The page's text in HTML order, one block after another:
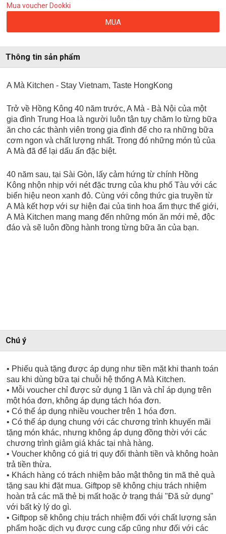
Mua voucher Dookki
MUA
Thông tin sản phẩm
A Mà Kitchen - Stay Vietnam, Taste HongKong
Trở về Hồng Kông 40 năm trước, A Mà - Bà Nội của một
gia đình Trung Hoa là người luôn tận tụy chăm lo từng bữa
ăn cho các thành viên trong gia đình để cho ra những bữa
cơm ngon và chất lượng nhất. Trong đó những món tủ của
A Mà đã để lại dấu ấn đặc biệt.
40 năm sau, tại Sài Gòn, lấy cảm hứng từ chính Hồng
Kông nhộn nhịp với nét đặc trưng của khu phố Tàu với các
biển hiệu neon xanh đỏ. Cùng với công thức gia truyền từ
A Mà kết hợp với sự hiện đại của tinh hoa ẩm thực thế giới,
A Mà Kitchen mang mang đến những món ăn mới mẻ, độc
đáo và sẽ luôn đồng hành trong từng bữa ăn của bạn.
Chú ý
• Phiếu quà tặng được áp dụng như tiền mặt khi thanh toán
sau khi dùng bữa tại chuỗi hệ thống A Mà Kitchen.
• Mỗi voucher chỉ được sử dụng 1 lần và chỉ áp dụng trên
một hóa đơn, không áp dụng tách hóa đơn.
• Có thể áp dụng nhiều voucher trên 1 hóa đơn.
• Có thể áp dụng chung với các chương trình khuyến mãi
tặng món khác, nhưng không áp dụng đồng thời với các
chương trình giảm giá khác tại nhà hàng.
• Voucher không có giá trị quy đổi thành tiền và không hoàn
trả tiền thừa.
• Khách hàng có trách nhiệm bảo mật thông tin mã thẻ quà
tặng sau khi đặt mua. Giftpop sẽ không chịu trách nhiệm
hoàn trả các mã thẻ bị mất hoặc ở trạng thái "Đã sử dụng"
với bất kỳ lý do gì.
• Giftpop sẽ không chịu trách nhiệm đối với chất lượng sản
phẩm hoặc dịch vụ được cung cấp cũng như đối với các